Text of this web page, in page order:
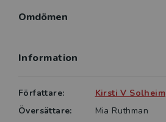
Omdömen
Information
Författare:
Kirsti V Solheim
Översättare:
Mia Ruthman